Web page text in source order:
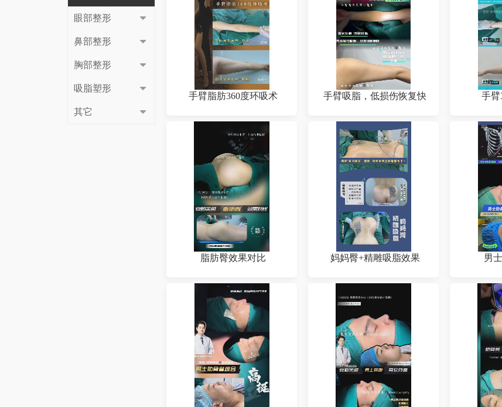
眼部整形
鼻部整形
胸部整形
吸脂塑形
其它
手臂脂肪360度环吸术 手臂吸脂，低损伤恢复快 手臂
脂肪臀效果对比 妈妈臀+精雕吸脂效果 男